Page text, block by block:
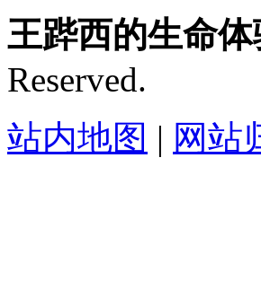
王跸西的生命
Reserved.
站内地图 | 网站